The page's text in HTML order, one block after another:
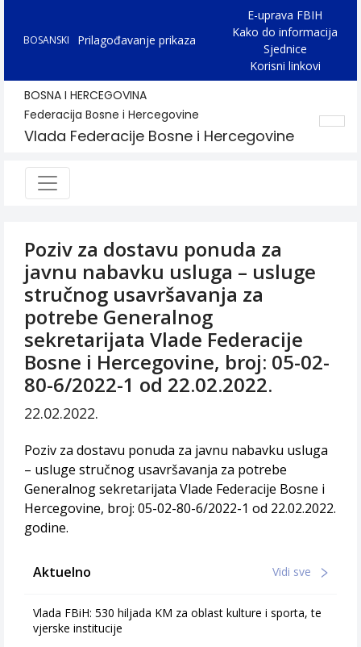
BOSANSKI Prilagođavanje prikaza
E-uprava FBIH
Kako do informacija
Sjednice
Korisni linkovi
BOSNA I HERCEGOVINA
Federacija Bosne i Hercegovine
Vlada Federacije Bosne i Hercegovine
Poziv za dostavu ponuda za
javnu nabavku usluga – usluge
stručnog usavršavanja za
potrebe Generalnog
sekretarijata Vlade Federacije
Bosne i Hercegovine, broj: 05-02-
80-6/2022-1 od 22.02.2022.
22.02.2022.
Poziv za dostavu ponuda za javnu nabavku usluga
– usluge stručnog usavršavanja za potrebe
Generalnog sekretarijata Vlade Federacije Bosne i
Hercegovine, broj: 05-02-80-6/2022-1 od 22.02.2022.
godine.
Aktuelno Vidi sve
Vlada FBiH: 530 hiljada KM za oblast kulture i sporta, te
vjerske institucije